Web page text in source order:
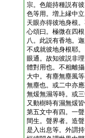
宗。色能持種説有
色等用。増上縁中
天眼亦得彼地身根
心頌曰。極微在四
八。此説有香地。
不成就彼地身根耶
眼通。故知彼説非
體對用也。不相離
大中。有塵無塵風
無塵也。或二中亦
無煖無濕等時。或
又動樹時有濕無煖
第五文中有四。一
間生。聲界者。造
是入出息等。外謂